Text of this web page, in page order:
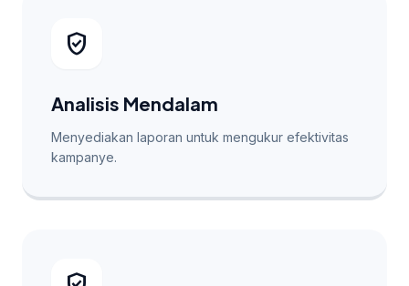
verified_user
Analisis Mendalam
Menyediakan laporan untuk mengukur efektivitas
kampanye.